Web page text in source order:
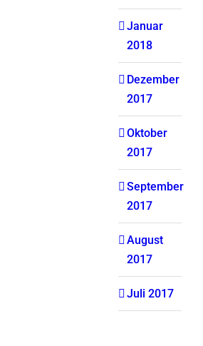
Januar
2018
Dezember
2017
Oktober
2017
September
2017
August
2017
Juli 2017